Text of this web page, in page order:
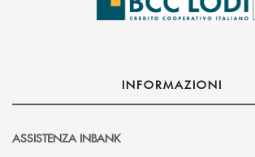
INFORMAZIONI
ASSISTENZA INBANK